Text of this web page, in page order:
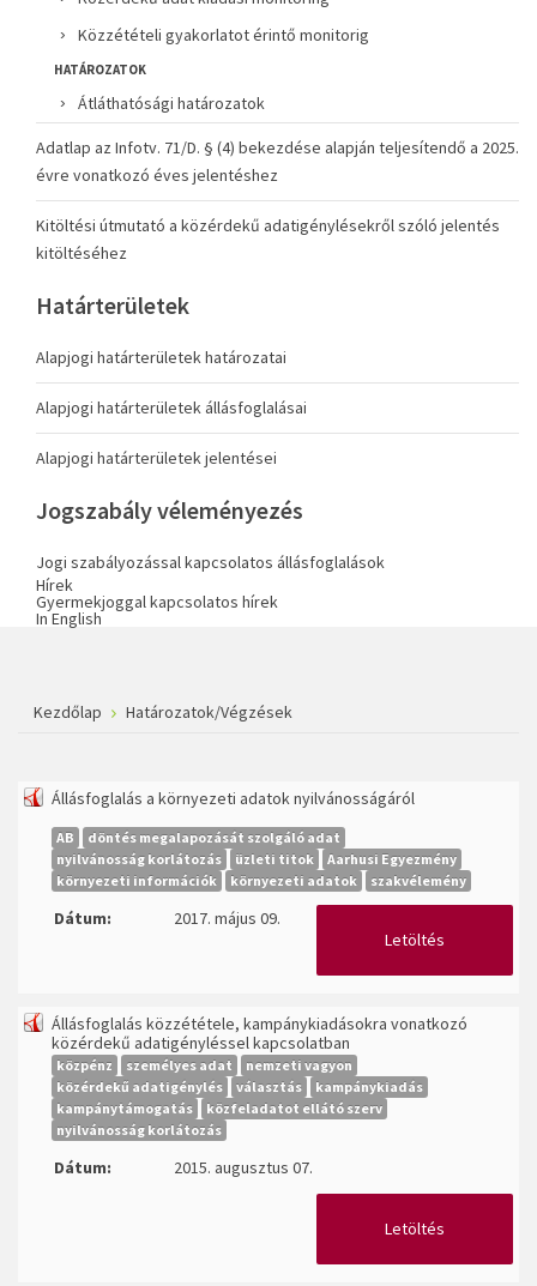
Közzétételi gyakorlatot érintő monitorig
HATÁROZATOK
Átláthatósági határozatok
Adatlap az Infotv. 71/D. § (4) bekezdése alapján teljesítendő a 2025.
évre vonatkozó éves jelentéshez
Kitöltési útmutató a közérdekű adatigénylésekről szóló jelentés
kitöltéséhez
Határterületek
Alapjogi határterületek határozatai
Alapjogi határterületek állásfoglalásai
Alapjogi határterületek jelentései
Jogszabály véleményezés
Jogi szabályozással kapcsolatos állásfoglalások
Hírek
Gyermekjoggal kapcsolatos hírek
In English
Kezdőlap Határozatok/Végzések
Állásfoglalás a környezeti adatok nyilvánosságáról
AB
döntés megalapozását szolgáló adat
nyilvánosság korlátozás
üzleti titok
Aarhusi Egyezmény
környezeti információk
környezeti adatok szakvélemény
Dátum:
2017. május 09.
Letöltés
Állásfoglalás közzététele, kampánykiadásokra vonatkozó
közérdekű adatigényléssel kapcsolatban
közpénz személyes adat
nemzeti vagyon
közérdekű adatigénylés
választás
kampánykiadás
kampánytámogatás
közfeladatot ellátó szerv
nyilvánosság korlátozás
Dátum: 2015. augusztus 07.
Letöltés